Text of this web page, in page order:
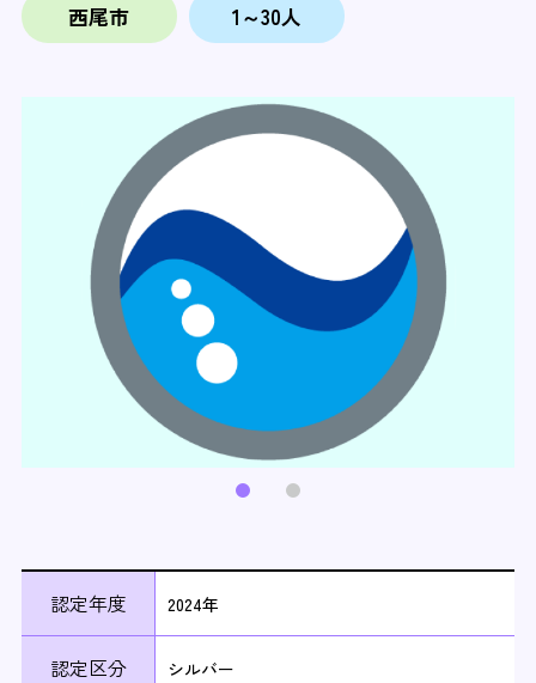
西尾市 1～30人
認定年度 2024年
認定区分 シルバー